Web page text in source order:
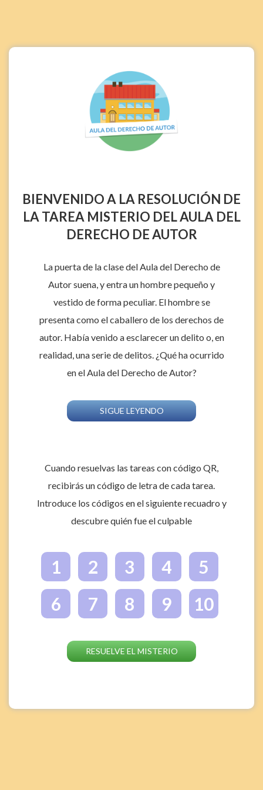
BIENVENIDO A LA RESOLUCIÓN DE
LA TAREA MISTERIO DEL AULA DEL
DERECHO DE AUTOR
La puerta de la clase del Aula del Derecho de
Autor suena, y entra un hombre pequeño y
vestido de forma peculiar. El hombre se
presenta como el caballero de los derechos de
autor. Había venido a esclarecer un delito o, en
realidad, una serie de delitos. ¿Qué ha ocurrido
en el Aula del Derecho de Autor?
SIGUE LEYENDO
Cuando resuelvas las tareas con código QR,
recibirás un código de letra de cada tarea.
Introduce los códigos en el siguiente recuadro y
descubre quién fue el culpable
RESUELVE EL MISTERIO